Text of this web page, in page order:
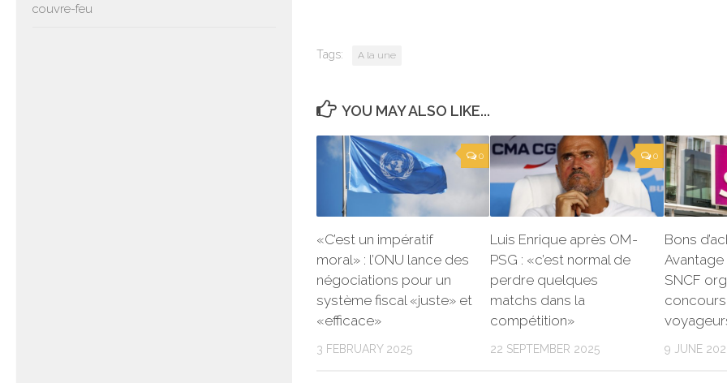
Tags: A la une
YOU MAY ALSO LIKE...
0
«C’est un impératif
moral» : l’ONU lance des
négociations pour un
système fiscal «juste» et
«efficace»
3 FEBRUARY 2025
0
Luis Enrique après OM-
PSG : «c’est normal de
perdre quelques
matchs dans la
compétition»
22 SEPTEMBER 2025
Bons
Avantage
SNCF
9 JUNE
couvre-feu